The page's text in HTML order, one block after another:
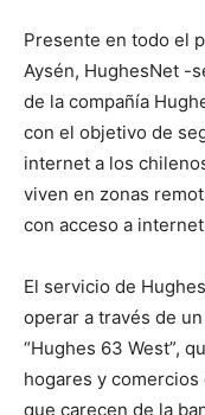
Presente en todo el
Aysén, HughesNet -
de la compañía
con el objetivo de
internet a los
viven en zonas
con acceso a
El servicio de
operar a través de
“Hughes 63 West”,
hogares y
que carecen de la